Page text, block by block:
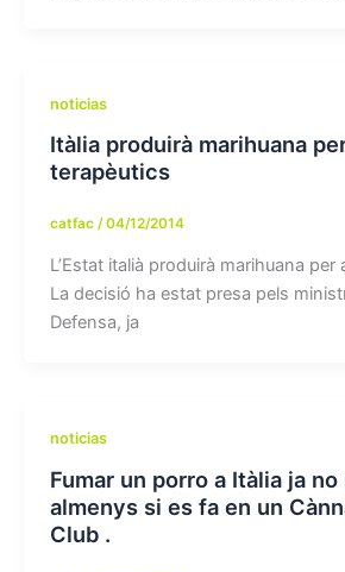
noticias
Itàlia produirà marihuana
terapèutics
catfac /04/12/2014
L’Estat italià produirà marihuana per
La decisió ha estat presa pels
Defensa, ja
noticias
Fumar un porro a Itàlia ja
almenys si es fa en un
Club .